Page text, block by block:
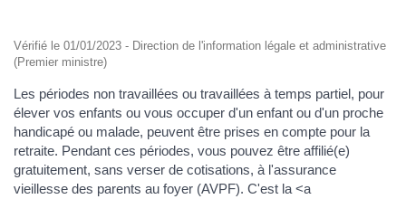
Vérifié le 01/01/2023 - Direction de l'information légale et administrative
(Premier ministre)
Les périodes non travaillées ou travaillées à temps partiel, pour
élever vos enfants ou vous occuper d'un enfant ou d'un proche
handicapé ou malade, peuvent être prises en compte pour la
retraite. Pendant ces périodes, vous pouvez être affilié(e)
gratuitement, sans verser de cotisations, à l'assurance
vieillesse des parents au foyer (AVPF). C'est la <a